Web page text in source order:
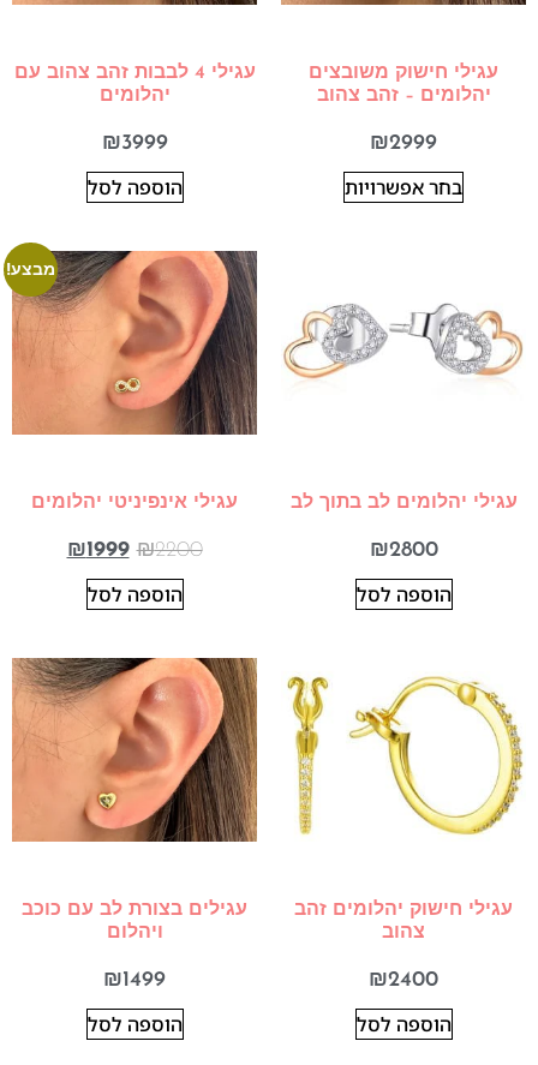
עגילי חישוק משובצים
יהלומים – זהב צהוב
₪2999
בחר אפשרויות
עגילי 4 לבבות זהב צהוב עם
יהלומים
₪3999
הוספה לסל
עגילי יהלומים לב בתוך לב
₪2800
הוספה לסל
מבצע!
עגילי אינפיניטי יהלומים
₪2200
₪1999
הוספה לסל
עגילי חישוק יהלומים זהב
צהוב
₪2400
הוספה לסל
עגילים בצורת לב עם כוכב
ויהלום
₪1499
הוספה לסל